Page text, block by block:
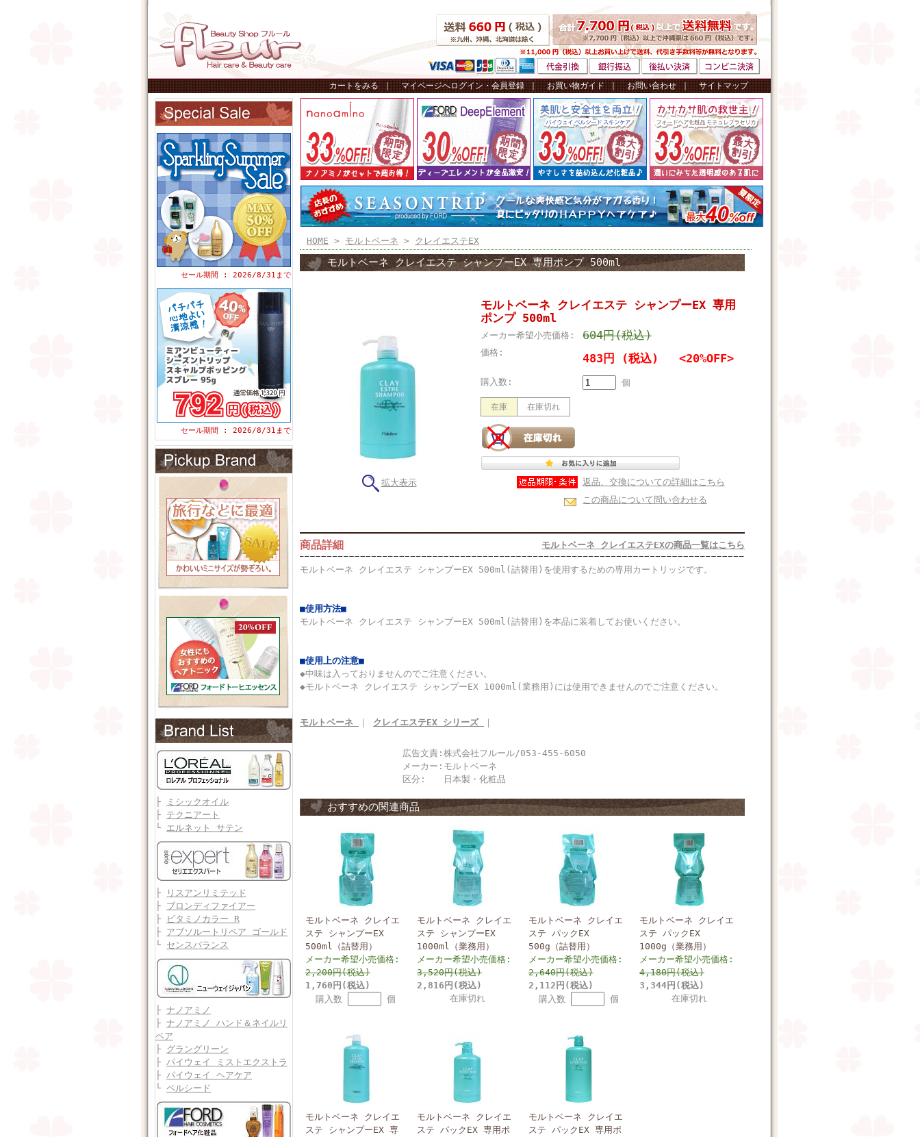
カートをみる｜ マイページへログイン・会員登録｜ お買い物ガイド｜ お問い合わせ｜ サイトマップ
セール期間 : 2026/8/31まで
セール期間 : 2026/8/31まで
├
ミシックオイル
├ テクニアート
└ エルネット サテン
├
リスアンリミテッド
├ ブロンディファイアー
├
ビタミノカラー R
├ アブソルートリペア ゴールド
└ センスバランス
├ ナノアミノ
├ ナノアミノ ハンド＆ネイルリ
ペア
├ グラングリーン
├ パイウェイ ミストエクストラ
├ パイウェイ ヘアケア
└ ペルシード
HOME > モルトベーネ > クレイエステEX
モルトベーネ クレイエステ シャンプーEX 専用ポンプ 500ml
拡大表示
モルトベーネ クレイエステ シャンプーEX 専用
ポンプ 500ml
メーカー希望小売価格: 604円(税込)
価格: 483円 (税込) <20%OFF>
購入数: 個
在庫 在庫切れ
返品、交換についての詳細はこちら
この商品について問い合わせる
商品詳細 モルトベーネ クレイエステEXの商品一覧はこちら
モルトベーネ クレイエステ シャンプーEX 500ml(詰替用)を使用するための専用カートリッジです。
■使用方法■
モルトベーネ クレイエステ シャンプーEX 500ml(詰替用)を本品に装着してお使いください。
■使用上の注意■
◆中味は入っておりませんのでご注意ください。
◆モルトベーネ クレイエステ シャンプーEX 1000ml(業務用)には使用できませんのでご注意ください。
モルトベーネ ｜ クレイエステEX シリーズ ｜
広告文責: 株式会社フルール/053-455-6050
メーカー: モルトベーネ
区分:
日本製・化粧品
おすすめの関連商品
モルトベーネ クレイエ
ステ シャンプーEX
500ml（詰替用）
メーカー希望小売価格:
2,200円(税込)
1,760円(税込)
購入数
個
モルトベーネ クレイエ
ステ シャンプーEX
1000ml（業務用）
メーカー希望小売価格:
3,520円(税込)
2,816円(税込)
在庫切れ
モルトベーネ クレイエ
ステ パックEX
500g（詰替用）
メーカー希望小売価格:
2,640円(税込)
2,112円(税込)
購入数
個
モルトベーネ クレイエ
ステ パックEX
1000g（業務用）
メーカー希望小売価格:
4,180円(税込)
3,344円(税込)
在庫切れ
モルトベーネ クレイエ
ステ シャンプーEX 専
モルトベーネ クレイエ
ステ パックEX 専用ポ
モルトベーネ クレイエ
ステ パックEX 専用ポ